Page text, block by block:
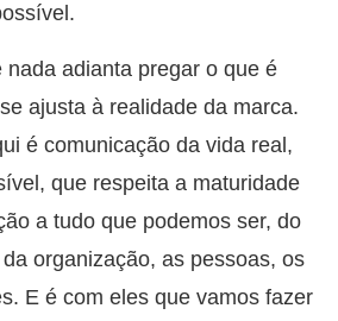
nada adianta pregar o que é
ajusta à realidade da marca.
é comunicação da vida real,
que respeita a maturidade
a tudo que podemos ser, do
organização, as pessoas, os
E é com eles que vamos fazer